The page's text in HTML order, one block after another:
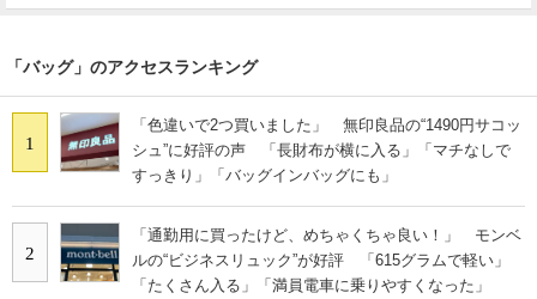
「バッグ」のアクセスランキング
1
「色違いで2つ買いました」 無印良品の“1490円サコッ
シュ”に好評の声 「長財布が横に入る」「マチなしで
すっきり」「バッグインバッグにも」
2
「通勤用に買ったけど、めちゃくちゃ良い！」 モンベ
ルの“ビジネスリュック”が好評 「615グラムで軽い」
「たくさん入る」「満員電車に乗りやすくなった」